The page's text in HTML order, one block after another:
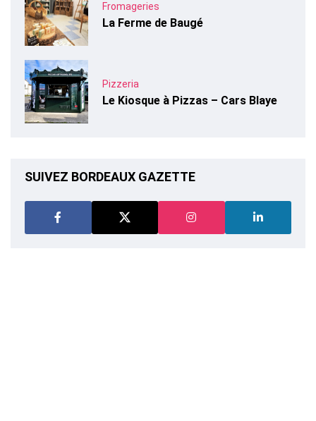
Fromageries
La Ferme de Baugé
Pizzeria
Le Kiosque à Pizzas – Cars Blaye
SUIVEZ BORDEAUX GAZETTE